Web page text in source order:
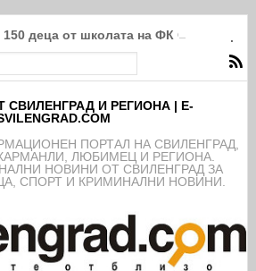
150 деца от школата на ФК
СВИЛЕНГРАД И РЕГИОНА | E-
ПОРТАЛ НА СВИЛЕНГРАД,
ЛЮБИМЕЦ И РЕГИОНА.
НОВИНИ ОТ СВИЛЕНГРАД ЗА
СПОРТ И КРИМИНАЛНИ НОВИНИ.